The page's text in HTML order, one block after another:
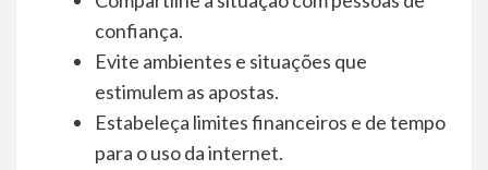
confiança.
Evite ambientes e situações que
estimulem as apostas.
Estabeleça limites financeiros e de tempo
para o uso da internet.